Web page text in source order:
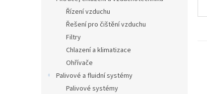
Řízení vzduchu
Řešení pro čištění vzduchu
Filtry
Chlazení a klimatizace
Ohřívače
Palivové a fluidní systémy
Palivové systémy